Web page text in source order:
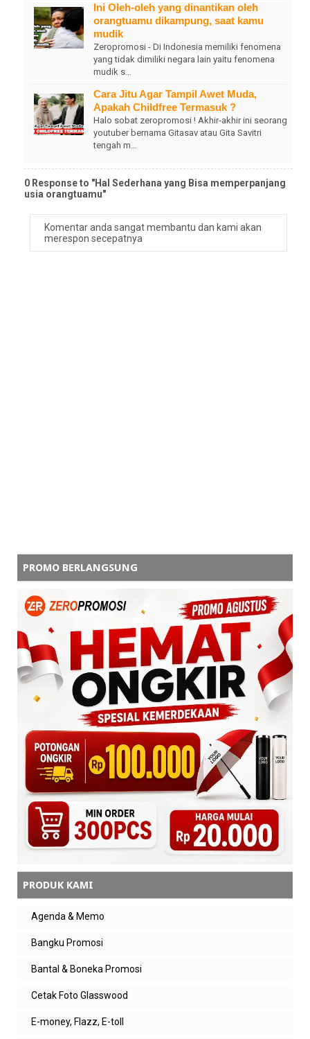
Ini Oleh-oleh yang dinantikan oleh
orangtuamu dikampung, saat kamu
mudik
Zeropromosi - Di Indonesia memiliki fenomena
yang tidak dimiliki negara lain yaitu fenomena
mudik s…
Cara Jitu Agar Tampil Awet Muda,
Apakah Childfree Termasuk ?
Halo sobat zeropromosi ! Akhir-akhir ini seorang
youtuber bernama Gitasav atau Gita Savitri
tengah m…
0 Response to "Hal Sederhana yang Bisa memperpanjang
usia orangtuamu"
Komentar anda sangat membantu dan kami akan
merespon secepatnya
PROMO BERLANGSUNG
PRODUK KAMI
Agenda & Memo
Bangku Promosi
Bantal & Boneka Promosi
Cetak Foto Glasswood
E-money, Flazz, E-toll